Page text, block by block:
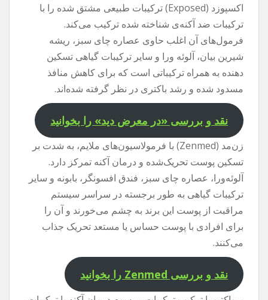
اکسپوزد (Exposed) ترکیبات طبیعی مشتق شده را با
ترکیبات ضد آکنه‌ی شناخته شده ترکیب می‌کند.
فرمول‌های آن اغلب حاوی عصاره چای سبز، ریشه
شیرین بیان، آلوئه ورا و سایر ترکیبات گیاهی تسکین
دهنده به همراه ترکیباتی است که برای کاهش منافذ
مسدود شده و رشد باکتری در نظر گرفته شده‌اند.
نقد و بررسی «در معرض دید» را بخوانید
زن‌مد (Zenmed) با فرمولاسیون‌های ملایم، به شدت بر
تسکین پوست تحریک‌شده و درمان آکنه تمرکز دارد.
آلوئه‌ورا، عصاره چای سبز، فندق افسونگر، بابونه و سایر
ترکیبات گیاهی به طور برجسته در سراسر سیستم
مراقبت از پوست این برند به چشم می‌خورند و آن را
برای افرادی با پوست حساس یا مستعد تحریک جذاب
می‌کنند.
نقد و بررسی Zenmed را بخوانید